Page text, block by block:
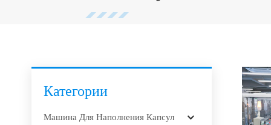
Категории
Машина Для Наполнения Капсул